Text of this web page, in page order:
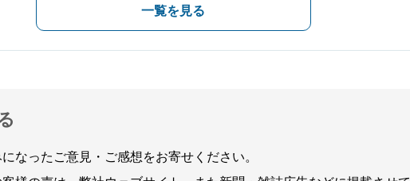
一覧を見る
なったご意見・ご感想をお寄せください。